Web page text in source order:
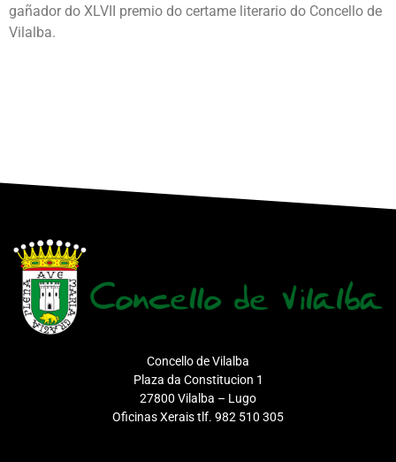
gañador do XLVII premio do certame literario do Concello de
Vilalba.
Concello de Vilalba
Plaza da Constitucion 1
27800 Vilalba – Lugo
Oficinas Xerais tlf. 982 510 305